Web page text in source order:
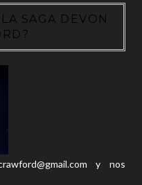
SAGA DEVON
y nos